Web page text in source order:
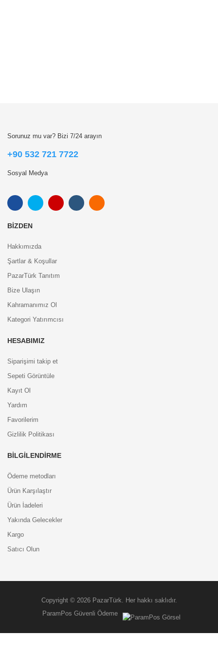
Sorunuz mu var? Bizi 7/24 arayın
+90 532 721 7722
Sosyal Medya
BIZDEN
Hakkımızda
Şartlar & Koşullar
PazarTürk Tanıtım
Bize Ulaşın
Kahramanımız Ol
Kategori Yatırımcısı
HESABIMIZ
Siparişimi takip et
Sepeti Görüntüle
Kayıt Ol
Yardım
Favorilerim
Gizlilik Politikası
BILGILENDIRME
Ödeme metodları
Ürün Karşılaştır
Ürün İadeleri
Yakında Gelecekler
Kargo
Satıcı Olun
Copyright © 2026 PazarTürk. Her hakkı saklıdır.
ParamPos Güvenli Ödeme